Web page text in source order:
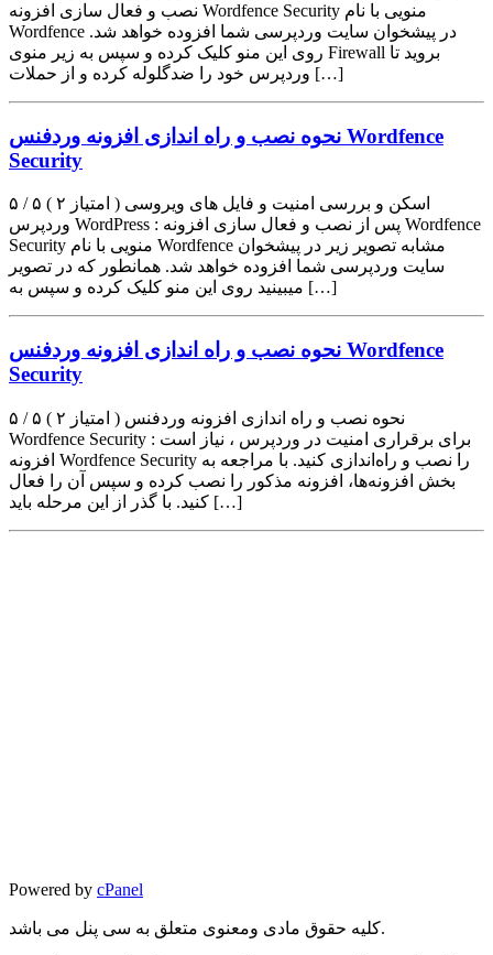
نصب و فعال سازی افزونه Wordfence Security منویی با نام
Wordfence در پیشخوان سایت وردپرسی شما افزوده خواهد شد.
روی این منو کلیک کرده و سپس به زیر منوی Firewall بروید تا
وردپرس خود را ضدگلوله کرده و از حملات […]
نحوه نصب و راه اندازی افزونه وردفنس Wordfence
Security
۵ / ۵ ( ۲ امتیاز ) اسکن و بررسی امنیت و فایل های ویروسی
وردپرس WordPress : پس از نصب و فعال سازی افزونه Wordfence
Security منویی با نام Wordfence مشابه تصویر زیر در پیشخوان
سایت وردپرسی شما افزوده خواهد شد. همانطور که در تصویر
میبینید روی این منو کلیک کرده و سپس به […]
نحوه نصب و راه اندازی افزونه وردفنس Wordfence
Security
۵ / ۵ ( ۲ امتیاز ) نحوه نصب و راه اندازی افزونه وردفنس
Wordfence Security : برای برقراری امنیت در وردپرس ، نیاز است
افزونه Wordfence Security را نصب و راه‌اندازی کنید. با مراجعه به
بخش افزونه‌ها، افزونه مذکور را نصب کرده و سپس آن را فعال
کنید. با گذر از این مرحله باید […]
Powered by cPanel
کلیه حقوق مادی ومعنوی متعلق به سی پنل می باشد.